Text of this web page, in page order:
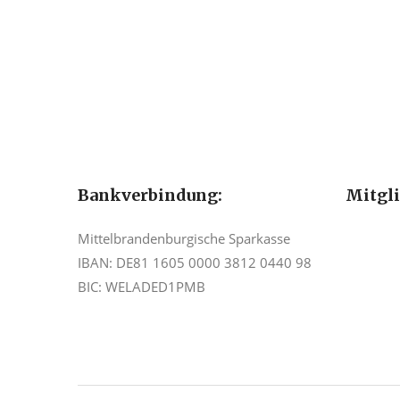
Bankverbindung:
Mittelbrandenburgische Sparkasse
IBAN: DE81 1605 0000 3812 0440 98
BIC: WELADED1PMB